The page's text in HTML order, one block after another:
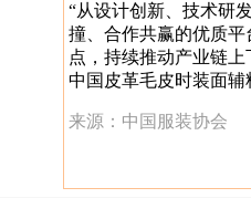
“从设计创新、技术研
撞、合作共赢的优质
点，持续推动产业链
中国皮革毛皮时装面
来源：中国服装协会